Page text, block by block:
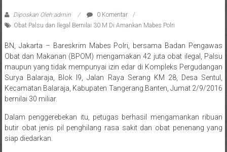
Diposkan Oleh:admin
0 Komentar
Obat Palsu dan Ilegal Bernilai 30 M Di Amankan Mabes Polri
BN, Jakarta – Bareskrim Mabes Polri, bersama Badan Pengawas
Obat dan Makanan (BPOM) mengamakan 42 juta obat ilegal, Palsu
maupun yang tidak mempunyai izin edar di Kompleks Pergudangan
Surya Balaraja, Blok I9, Jalan Raya Serang KM 28, Desa Sentul,
Kecamatan Balaraja, Kabupaten Tangerang.Banten, Jumat 2/9/2016
bernilai 30 miliar.
Dalam penggerebekan itu, petugas berhasil mengamankan ribuan
butir obat jenis pil penghilang rasa sakit dan obat penenang yang
siap diedarkan.